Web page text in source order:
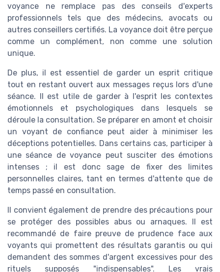
voyance ne remplace pas des conseils d'experts
professionnels tels que des médecins, avocats ou
autres conseillers certifiés. La voyance doit être perçue
comme un complément, non comme une solution
unique.
De plus, il est essentiel de garder un esprit critique
tout en restant ouvert aux messages reçus lors d'une
séance. Il est utile de garder à l'esprit les contextes
émotionnels et psychologiques dans lesquels se
déroule la consultation. Se préparer en amont et choisir
un voyant de confiance peut aider à minimiser les
déceptions potentielles. Dans certains cas, participer à
une séance de voyance peut susciter des émotions
intenses ; il est donc sage de fixer des limites
personnelles claires, tant en termes d'attente que de
temps passé en consultation.
Il convient également de prendre des précautions pour
se protéger des possibles abus ou arnaques. Il est
recommandé de faire preuve de prudence face aux
voyants qui promettent des résultats garantis ou qui
demandent des sommes d'argent excessives pour des
rituels supposés "indispensables". Les vrais